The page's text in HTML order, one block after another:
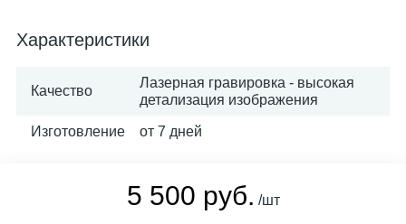
Характеристики
Качество
Лазерная гравировка - высокая
детализация изображения
Изготовление от 7 дней
5 500 руб. /шт